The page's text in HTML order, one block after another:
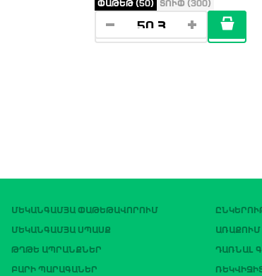
ՓԱԹԵԹ (50) ՏՈՒՓ (300)
ՄԵԿԱՆԳԱՄՅԱ ՓԱԹԵԹԱՎՈՐՈՒՄ
ՄԵԿԱՆԳԱՄՅԱ ՍՊԱՍՔ
ԹՂԹԵ ԱՊՐԱՆՔՆԵՐ
ԲԱՐԻ ՊԱՐԱԳԱՆԵՐ
ԱՌԱՔՈՒՄ
ԴԱՌՆԱԼ